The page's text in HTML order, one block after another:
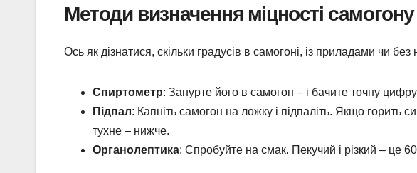
Методи визначення міцності самогону
Ось як дізнатися, скільки градусів в самогоні, із приладами чи без
Спиртометр: Занурте його в самогон – і бачите точну
Підпал: Капніть самогон на ложку і підпаліть. Якщо горить
тухне – нижче.
Органолептика: Спробуйте на смак. Пекучий і різкий – це